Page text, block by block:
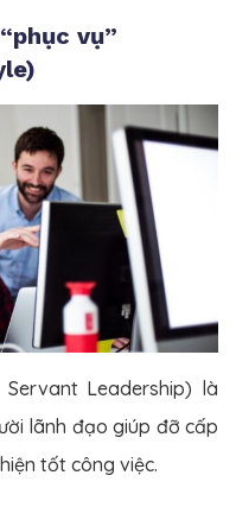
vụ”
Leadership) là
lãnh đạo giúp đỡ cấp
tốt công việc.